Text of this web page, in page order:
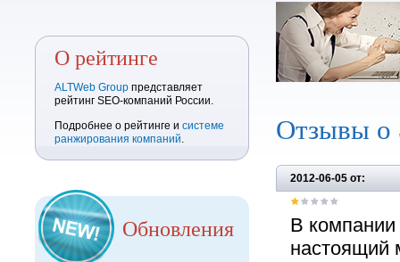
О рейтинге
ALTWeb Group представляет
рейтинг SEO-компаний России.
Подробнее о рейтинге и системе
ранжирования компаний.
Обновления
Отзывы о
2012-06-05 от:
В
настоящий